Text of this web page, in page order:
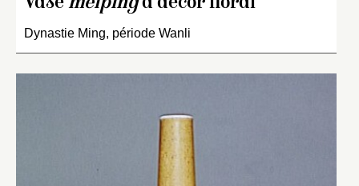
Dynastie Ming, période Wanli